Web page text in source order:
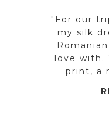
"For our
my silk
love with.
print, a